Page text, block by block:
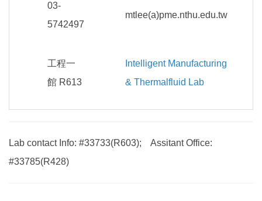
03-
5742497
mtlee(a)pme.nthu.edu.tw
工程一
館 R613
Intelligent Manufacturing
& Thermalfluid Lab
Lab contact Info: #33733(R603); Assitant Office:
#33785(R428)